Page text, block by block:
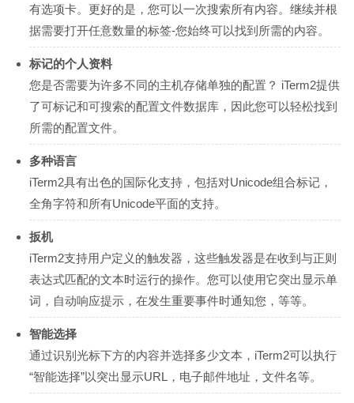
有选项卡。更好的是，您可以一次搜索所有内容。继续并根
据需要打开任意数量的标签-您始终可以找到所需的内容。
标记的个人资料
您是否需要为许多不同的主机存储单独的配置？ iTerm2提供
了可标记和可搜索的配置文件数据库，因此您可以轻松找到
所需的配置文件。
多种语言
iTerm2具有出色的国际化支持，包括对Unicode组合标记，
全角字符和所有Unicode平面的支持。
扳机
iTerm2支持用户定义的触发器，这些触发器是在收到与正则
表达式匹配的文本时运行的操作。您可以使用它突出显示单
词，自动响应提示，在发生重要事件时通知您，等等。
智能选择
通过识别光标下方的内容并选择多少文本，iTerm2可以执行
“智能选择”以突出显示URL，电子邮件地址，文件名等。